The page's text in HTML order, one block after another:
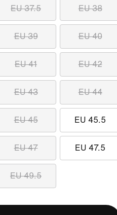
EU 37.5 EU 38
EU 39 EU 40
EU 41 EU 42
EU 43 EU 44
EU 45 EU 45.5
EU 47 EU 47.5
EU 49.5